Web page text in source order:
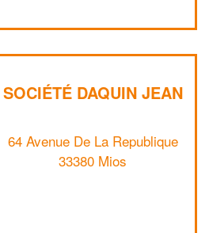
SOCIÉTÉ DAQUIN JEAN
64 Avenue De La Republique
33380 Mios